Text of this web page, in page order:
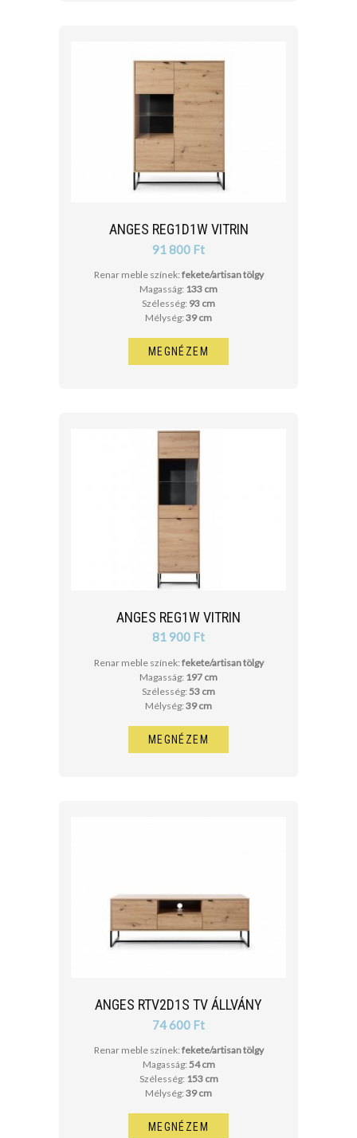
ANGES REG1D1W VITRIN
91 800 Ft
Renar meble színek: fekete/artisan tölgy
Magasság: 133 cm
Szélesség: 93 cm
Mélység: 39 cm
MEGNÉZEM
ANGES REG1W VITRIN
81 900 Ft
Renar meble színek: fekete/artisan tölgy
Magasság: 197 cm
Szélesség: 53 cm
Mélység: 39 cm
MEGNÉZEM
ANGES RTV2D1S TV ÁLLVÁNY
74 600 Ft
Renar meble színek: fekete/artisan tölgy
Magasság: 54 cm
Szélesség: 153 cm
Mélység: 39 cm
MEGNÉZEM